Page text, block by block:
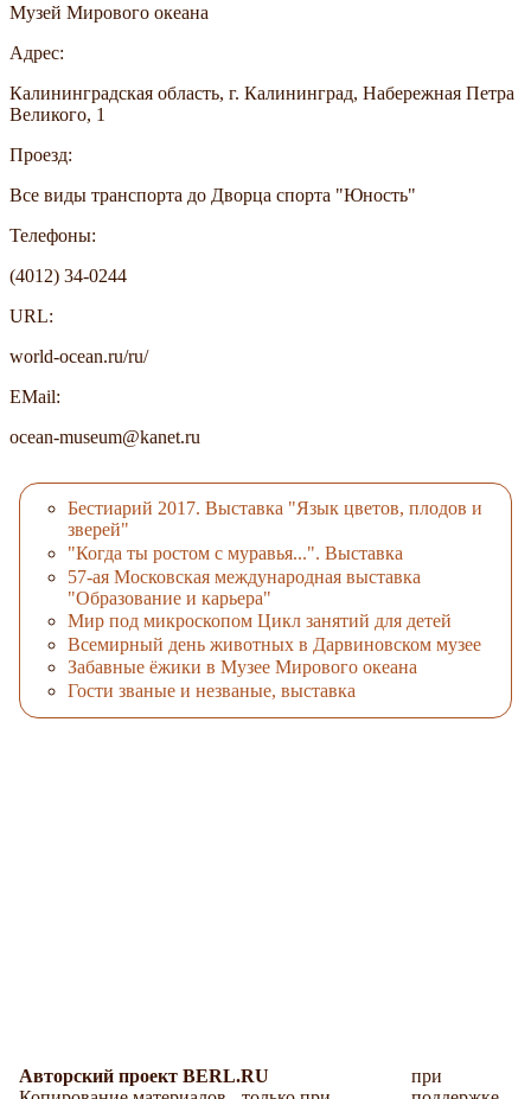
Музей Мирового океана
Адрес:
Калининградская область, г. Калининград, Набережная Петра
Великого, 1
Проезд:
Все виды транспорта до Дворца спорта "Юность"
Телефоны:
(4012) 34-0244
URL:
world-ocean.ru/ru/
EMail:
ocean-museum@kanet.ru
Бестиарий 2017. Выставка "Язык цветов, плодов и
зверей"
"Когда ты ростом с муравья...". Выставка
57-ая Московская международная выставка
"Образование и карьера"
Мир под микроскопом Цикл занятий для детей
Всемирный день животных в Дарвиновском музее
Забавные ёжики в Музее Мирового океана
Гости званые и незваные, выставка
Авторский проект BERL.RU
при